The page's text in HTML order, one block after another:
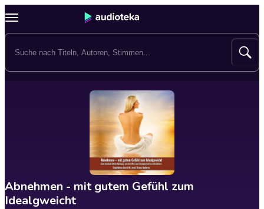
Abnehmen - mit gutem Gefühl zum
Idealgweicht